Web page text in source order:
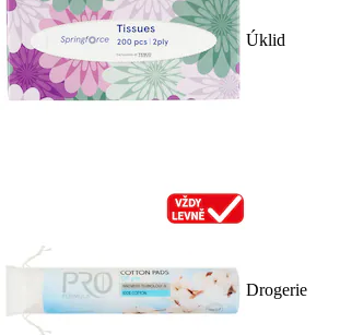
Úklid
Drogerie